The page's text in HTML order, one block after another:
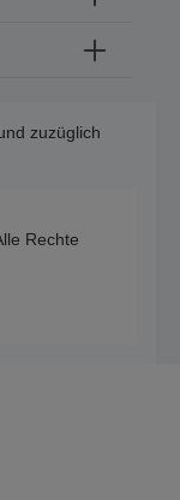
zuzüglich
Rechte